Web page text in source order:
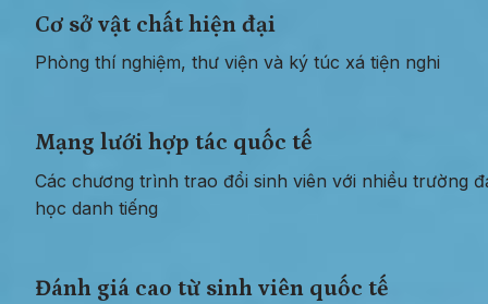
Cơ sở vật chất hiện đại
Phòng thí nghiệm, thư viện và ký túc xá tiện nghi
Mạng lưới hợp tác quốc tế
Các chương trình trao đổi sinh viên với nhiều trường
học danh tiếng
Đánh giá cao từ sinh viên quốc tế